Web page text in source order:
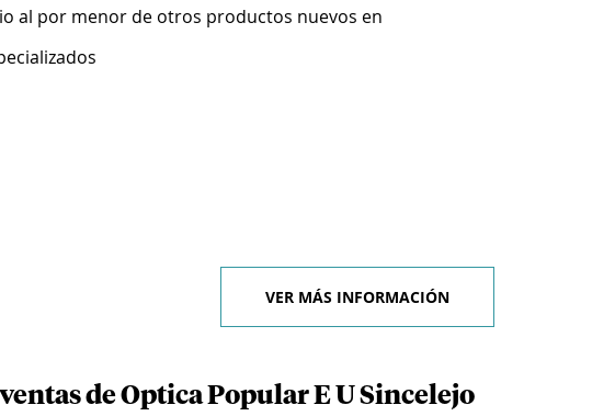
al por menor de otros productos nuevos en
VER MÁS INFORMACIÓN
de Optica Popular E U Sincelejo